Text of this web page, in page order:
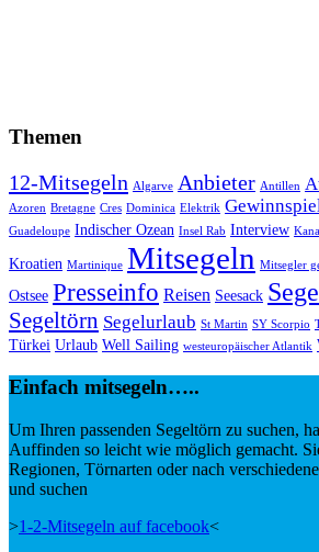
Themen
12-Mitsegeln Algarve Anbieter Antillen
Azoren Bretagne Cres Dominica Elektrik
Guadeloupe Indischer Ozean Insel Rab Interview
Kroatien Martinique Mitsegeln Mitsegler
Ostsee Presseinfo Reisen Seesack
Segeltörn Segelurlaub St Martin SY Scorpio
Türkei Urlaub Well Sailing westeuropäischer Atlantik
Einfach mitsegeln…..
Um Ihren passenden Segeltörn zu suchen,
Auffinden so leicht wie möglich gemacht.
Regionen, Törnarten oder nach
und suchen
>1-2-Mitsegeln auf facebook<